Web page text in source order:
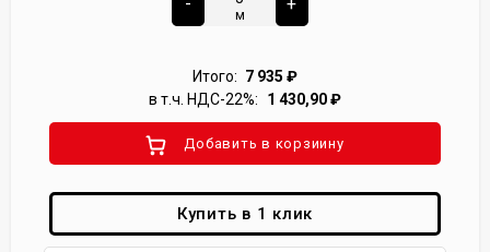
м
Итого: 7 935 ₽
в т.ч. НДС-22%:
1 430,90₽
Добавить в корзиину
Купить в 1 клик